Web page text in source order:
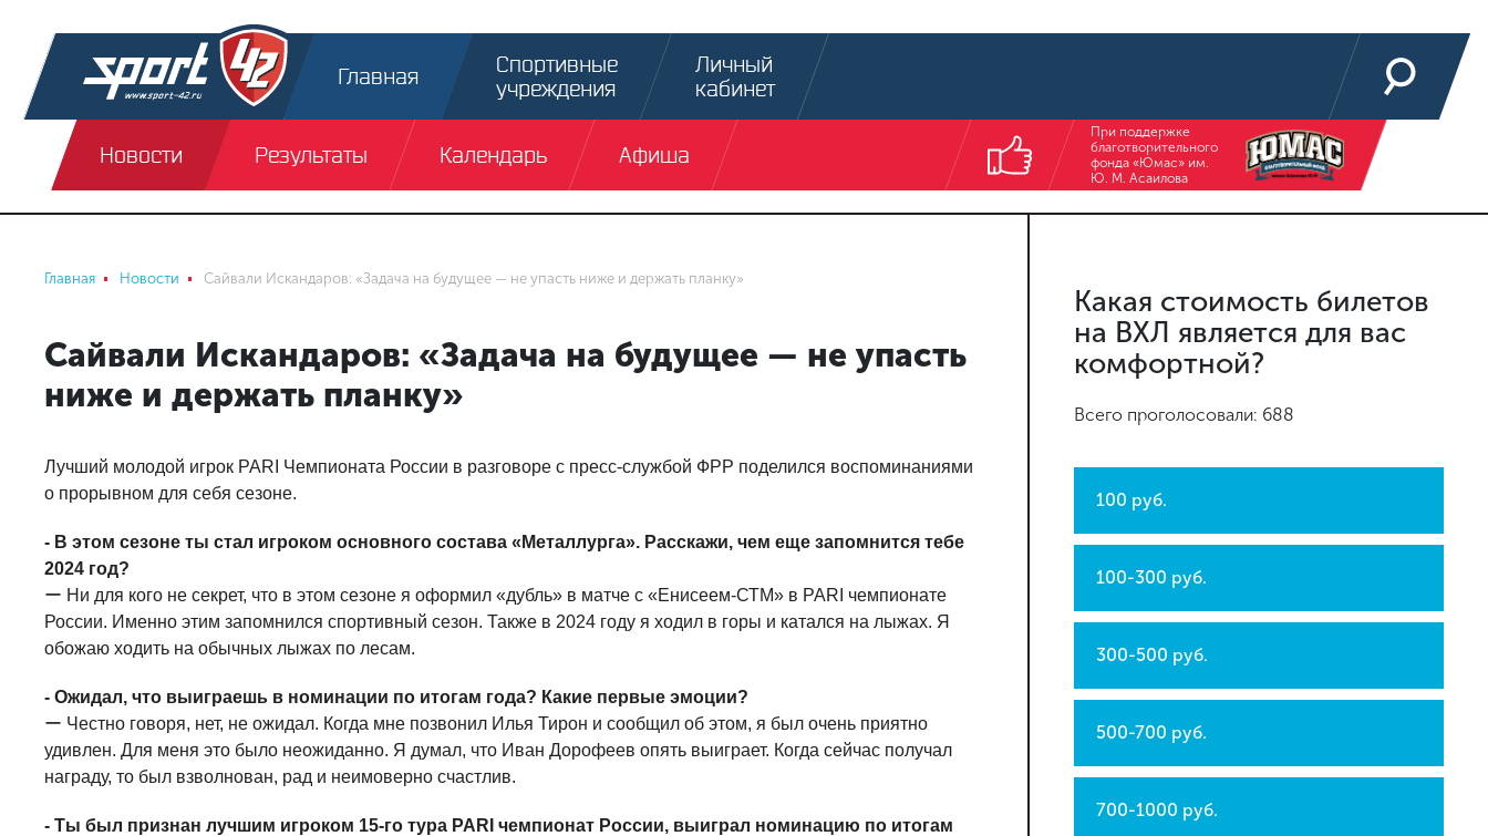
Главная
Спортивные
учреждения
Личный
кабинет
Новости Результаты Календарь Афиша
При поддержке
благотворительного
фонда «Юмас» им.
Ю. М. Асаилова
Главная Новости Сайвали Искандаров: «Задача на будущее — не упасть ниже и держать планку»
Сайвали Искандаров: «Задача на будущее — не упасть
ниже и держать планку»
Лучший молодой игрок PARI Чемпионата России в разговоре с пресс-службой ФРР поделился воспоминаниями
о прорывном для себя сезоне.
- В этом сезоне ты стал игроком основного состава «Металлурга». Расскажи, чем еще запомнится тебе
2024 год?
ー Ни для кого не секрет, что в этом сезоне я оформил «дубль» в матче с «Енисеем-СТМ» в PARI чемпионате
России. Именно этим запомнился спортивный сезон. Также в 2024 году я ходил в горы и катался на лыжах. Я
обожаю ходить на обычных лыжах по лесам.
- Ожидал, что выиграешь в номинации по итогам года? Какие первые эмоции?
ー Честно говоря, нет, не ожидал. Когда мне позвонил Илья Тирон и сообщил об этом, я был очень приятно
удивлен. Для меня это было неожиданно. Я думал, что Иван Дорофеев опять выиграет. Когда сейчас получал
награду, то был взволнован, рад и неимоверно счастлив.
- Ты был признан лучшим игроком 15-го тура PARI чемпионат России, выиграл номинацию по итогам
Какая стоимость билетов
на ВХЛ является для вас
комфортной?
Всего проголосовали: 688
100 руб.
100-300 руб.
300-500 руб.
500-700 руб.
700-1000 руб.